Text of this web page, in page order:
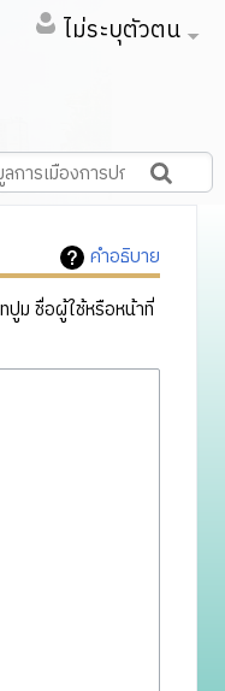
ไม่ระบุตัวตน
คำอธิบาย
ปูม ชื่อผู้ใช้หรือหน้าที่